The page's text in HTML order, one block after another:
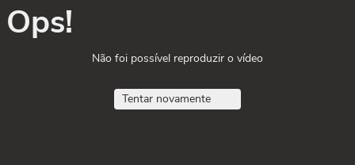
Ops!
Não foi possível reproduzir o vídeo
Tentar novamente